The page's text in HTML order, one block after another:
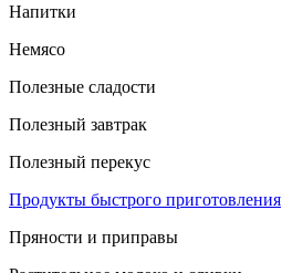
Напитки
Немясо
Полезные сладости
Полезный завтрак
Полезный перекус
Продукты быстрого приготовления
Пряности и приправы